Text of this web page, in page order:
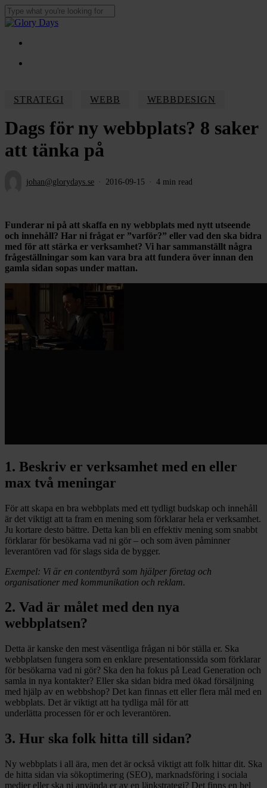
Skip
to
content
Close
Menu
STRATEGI WEBB WEBBDESIGN
Dags för ny webbplats? 8 saker
att tänka på
johan@glorydays.se 2016-09-15 4 min read
Funderar ni på att skaffa en ny webbplats med nytt utseende
och innehåll? Har ni frågat er ”varför?” eller vad den ska bidra
med för att stärka er verksamhet? Vi har sammanställt några
frågeställningar som kan vara bra att fundera över innan den
gamla sidan sopas under mattan.
1. Beskriv er verksamhet med en eller
max två meningar
För att skapa en bra webbplats med ett tydligt budskap och innehåll
är det viktigt att ta fram en mening som förklarar hela er verksamhet.
Ju kortare desto bättre. Detta kan bli en effektiv mening som snabbt
förklarar för besökarna vad ni gör – och som även påminner
leverantören vad för slags sida de bygger.
Exempel: Vi är en contentbyrå som hjälper företag och
organisationer med kommunikation och reklam.
2. Vad är målet med den nya
webbplatsen?
Detta är kanske den mest väsentliga frågan ni bör ställa er. Ska
webbplatsen fungera som en enklare presentationssida som förklarar
för besökarna vad ni gör? Ska den ha fokus på Lead Generation och
samla in nya kontakter? Eller ska sidan bidra med ökad försäljning
med hjälp av en webbshop? Det kan finnas ett eller flera mål med en
webbplats. Det är viktigt att ha tydliga mål för att
underlätta processen för er och leverantören.
3. Hur ska folk hitta till sidan?
Ny webbplats i all ära, men det är också viktigt att folk hittar dit. Ska
de hitta sidan via sökoptimering (SEO), marknadsföring i sociala
medier eller ska ni använda er av en länkstrategi? Det finns en hel